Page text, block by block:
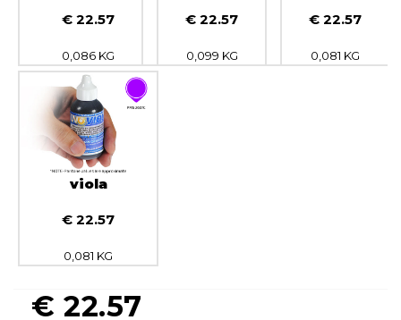
€ 22.57
0,086 KG
€ 22.57
0,099 KG
€ 22.57
0,081 KG
viola
€ 22.57
0,081 KG
€ 22.57